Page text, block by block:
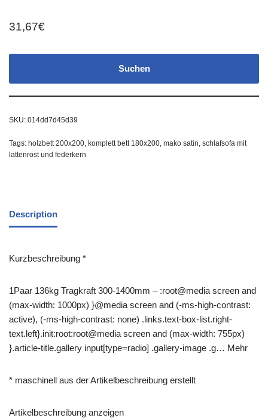
31,67€
Suchen
SKU: 014dd7d45d39
Tags: holzbett 200x200, komplett bett 180x200, mako satin, schlafsofa mit
lattenrost und federkern
Description
Kurzbeschreibung *
1Paar 136kg Tragkraft 300-1400mm – :root@media screen and
(max-width: 1000px) }@media screen and (-ms-high-contrast:
active), (-ms-high-contrast: none) .links.text-box-list.right-
text.left}.init:root:root@media screen and (max-width: 755px)
}.article-title.gallery input[type=radio] .gallery-image .g… Mehr
* maschinell aus der Artikelbeschreibung erstellt
Artikelbeschreibung anzeigen